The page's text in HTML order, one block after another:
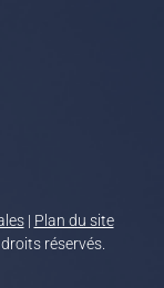
| Plan du site
réservés.